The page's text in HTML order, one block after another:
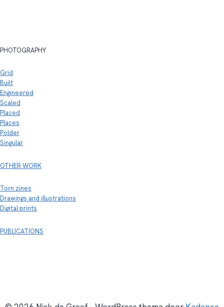
PHOTOGRAPHY
Grid
Built
Engineered
Scaled
Placed
Places
Polder
Singular
OTHER WORK
Torn zines
Drawings and illustrations
Digital prints
PUBLICATIONS